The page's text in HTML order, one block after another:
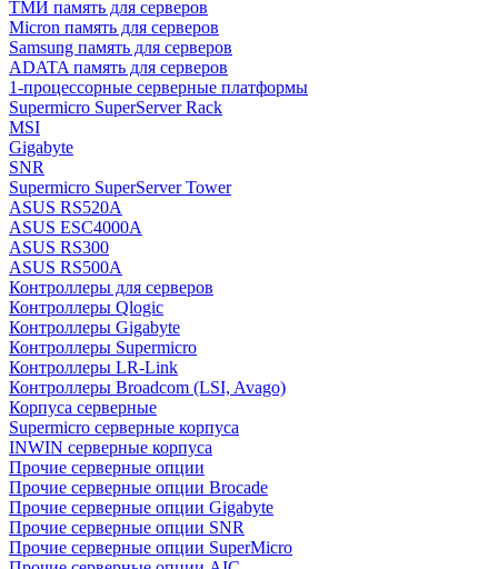
ТМИ память для серверов
Micron память для серверов
Samsung память для серверов
ADATA память для серверов
1-процессорные серверные платформы
Supermicro SuperServer Rack
MSI
Gigabyte
SNR
Supermicro SuperServer Tower
ASUS RS520A
ASUS ESC4000A
ASUS RS300
ASUS RS500A
Контроллеры для серверов
Контроллеры Qlogic
Контроллеры Gigabyte
Контроллеры Supermicro
Контроллеры LR-Link
Контроллеры Broadcom (LSI, Avago)
Корпуса серверные
Supermicro серверные корпуса
INWIN серверные корпуса
Прочие серверные опции
Прочие серверные опции Brocade
Прочие серверные опции Gigabyte
Прочие серверные опции SNR
Прочие серверные опции SuperMicro